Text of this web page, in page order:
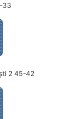
33
2 45-42